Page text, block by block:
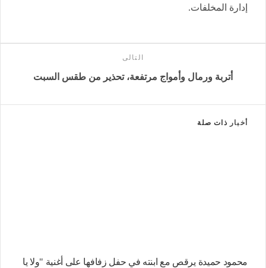
إدارة المخلفات.
التالى
أتربة ورمال وأمواج مرتفعة، تحذير من طقس السبت
أخبار ذات صلة
محمود حميدة يرقص مع ابنته في حفل زفافها على أغنية "ولا يا